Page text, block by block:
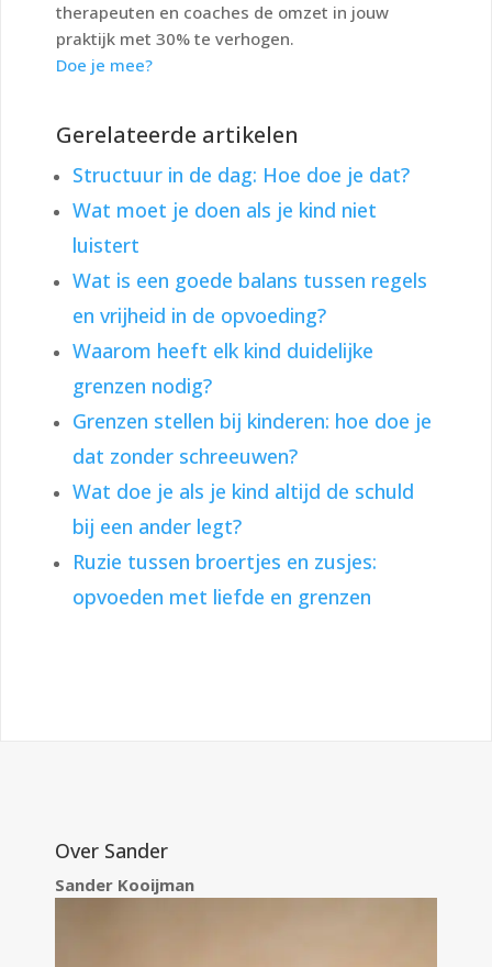
therapeuten en coaches de omzet in jouw
praktijk met 30% te verhogen.
Doe je mee?
Gerelateerde artikelen
Structuur in de dag: Hoe doe je dat?
Wat moet je doen als je kind niet
luistert
Wat is een goede balans tussen regels
en vrijheid in de opvoeding?
Waarom heeft elk kind duidelijke
grenzen nodig?
Grenzen stellen bij kinderen: hoe doe je
dat zonder schreeuwen?
Wat doe je als je kind altijd de schuld
bij een ander legt?
Ruzie tussen broertjes en zusjes:
opvoeden met liefde en grenzen
Over Sander
Sander Kooijman